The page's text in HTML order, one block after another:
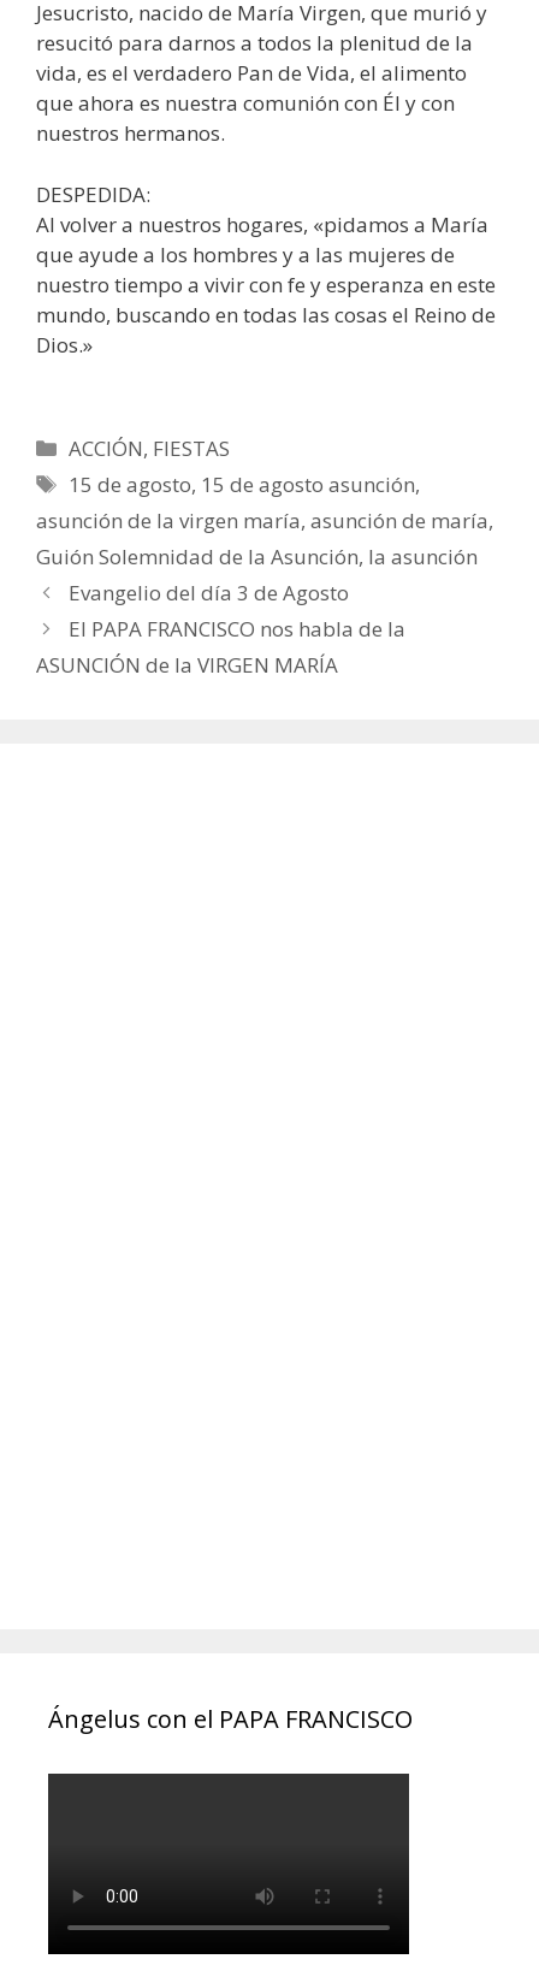
Jesucristo, nacido de María Virgen, que murió y
resucitó para darnos a todos la plenitud de la
vida, es el verdadero Pan de Vida, el alimento
que ahora es nuestra comunión con Él y con
nuestros hermanos.
DESPEDIDA:
Al volver a nuestros hogares, «pidamos a María
que ayude a los hombres y a las mujeres de
nuestro tiempo a vivir con fe y esperanza en este
mundo, buscando en todas las cosas el Reino de
Dios.»
Categorías
ACCIÓN, FIESTAS
Etiquetas
15 de agosto, 15 de agosto asunción,
asunción de la virgen maría, asunción de maría,
Guión Solemnidad de la Asunción, la asunción
Evangelio del día 3 de Agosto
El PAPA FRANCISCO nos habla de la
ASUNCIÓN de la VIRGEN MARÍA
Ángelus con el PAPA FRANCISCO